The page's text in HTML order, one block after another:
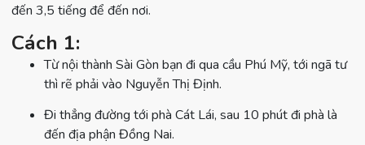
đến 3,5 tiếng để đến nơi.
Cách 1:
Từ nội thành Sài Gòn bạn đi qua cầu Phú Mỹ, tới ngã tư
thì rẽ phải vào Nguyễn Thị Định.
Đi thẳng đường tới phà Cát Lái, sau 10 phút đi phà là
đến địa phận Đồng Nai.